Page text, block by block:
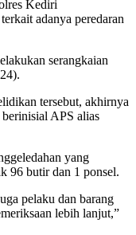
Kediri
adanya peredaran
serangkaian
tersebut, akhirnya
berinisial APS alias
yang
96 butir dan 1 ponsel.
pelaku dan barang
lebih lanjut,”